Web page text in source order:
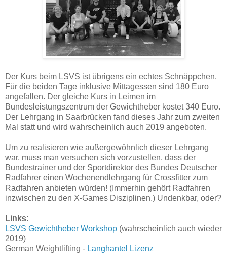
Der Kurs beim LSVS ist übrigens ein echtes Schnäppchen.
Für die beiden Tage inklusive Mittagessen sind 180 Euro
angefallen. Der gleiche Kurs in Leimen im
Bundesleistungszentrum der Gewichtheber kostet 340 Euro.
Der Lehrgang in Saarbrücken fand dieses Jahr zum zweiten
Mal statt und wird wahrscheinlich auch 2019 angeboten.
Um zu realisieren wie außergewöhnlich dieser Lehrgang
war, muss man versuchen sich vorzustellen, dass der
Bundestrainer und der Sportdirektor des Bundes Deutscher
Radfahrer einen Wochenendlehrgang für Crossfitter zum
Radfahren anbieten würden! (Immerhin gehört Radfahren
inzwischen zu den X-Games Disziplinen.) Undenkbar, oder?
Links:
LSVS Gewichtheber Workshop (wahrscheinlich auch wieder
2019)
German Weightlifting - Langhantel Lizenz